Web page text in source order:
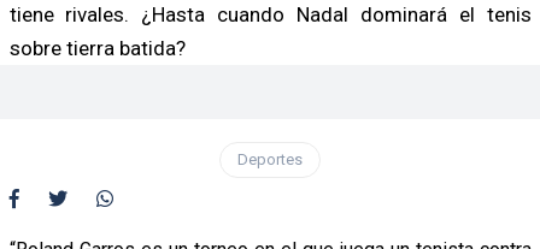
tiene rivales. ¿Hasta cuando Nadal dominará el tenis
sobre tierra batida?
Deportes